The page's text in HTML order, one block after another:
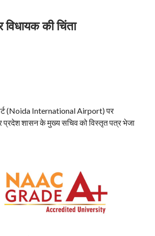
की चिंता
(Noida International Airport) पर
प्रदेश शासन के मुख्य सचिव को विस्तृत पत्र भेजा